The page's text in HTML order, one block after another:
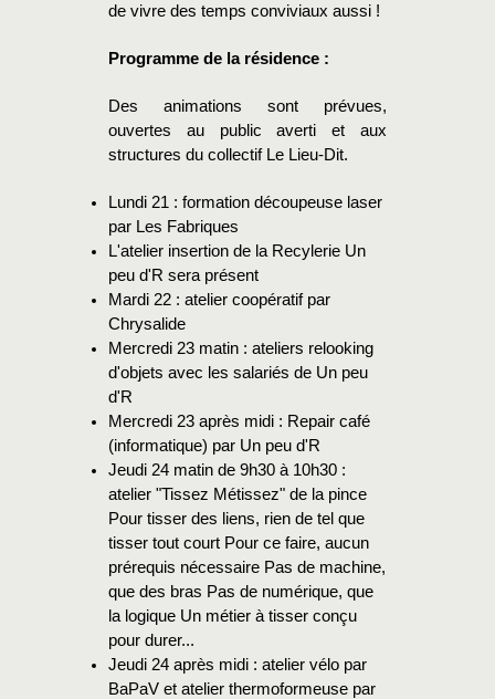
de vivre des temps conviviaux aussi !
Programme de la résidence :
Des animations sont prévues,
ouvertes au public averti et aux
structures du collectif Le Lieu-Dit.
Lundi 21 : formation découpeuse laser
par Les Fabriques
L'atelier insertion de la Recylerie Un
peu d'R sera présent
Mardi 22 : atelier coopératif par
Chrysalide
Mercredi 23 matin : ateliers relooking
d'objets avec les salariés de Un peu
d'R
Mercredi 23 après midi : Repair café
(informatique) par Un peu d'R
Jeudi 24 matin de 9h30 à 10h30 :
atelier "Tissez Métissez" de la pince
Pour tisser des liens, rien de tel que
tisser tout court Pour ce faire, aucun
prérequis nécessaire Pas de machine,
que des bras Pas de numérique, que
la logique Un métier à tisser conçu
pour durer...
Jeudi 24 après midi : atelier vélo par
BaPaV et atelier thermoformeuse par